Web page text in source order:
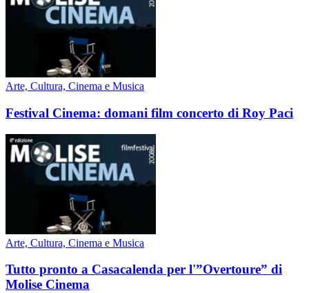
Arte, Cultura, Cinema e Musica
Festival Cinema: domani film concerto di Roy Paci
Arte, Cultura, Cinema e Musica
Tutto pronto a Casacalenda per l'”Overtoure” di
Molise Cinema